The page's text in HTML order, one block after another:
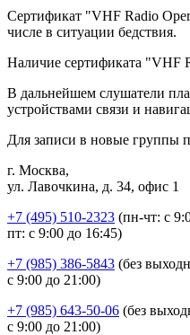
Сертификат "VHF Radio
числе в ситуации бедствия.
Наличие сертификата "VHF
В дальнейшем слушатели
устройствами связи и
Для записи в новые группы
г. Москва,
ул. Лавочкина, д. 34, офис 1
+7 (495) 510-2323 (пн-чт: с
пт: с 9:00 до 16:45)
+7 (985) 386-5843 (без
с 9:00 до 21:00)
+7 (985) 643-50-06 (без
с 9:00 до 21:00)